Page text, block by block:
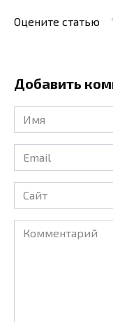
Оцените статью
Добавить
Имя
*
Email
*
Сайт
Комментарий